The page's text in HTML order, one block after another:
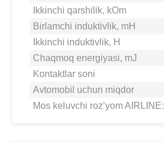
Ikkinchi qarshilik, kOm
Birlamchi induktivlik, mH
Ikkinchi induktivlik, H
Chaqmoq energiyasi, mJ
Kontaktlar soni
Avtomobil uchun miqdor
Mos keluvchi roz’yom AIRLINE: